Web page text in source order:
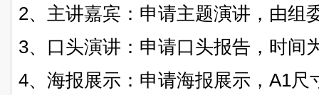
2、主讲嘉宾：申请主题演讲，由组
3、口头演讲：申请口头报告，时间
4、海报展示：申请海报展示，A1尺